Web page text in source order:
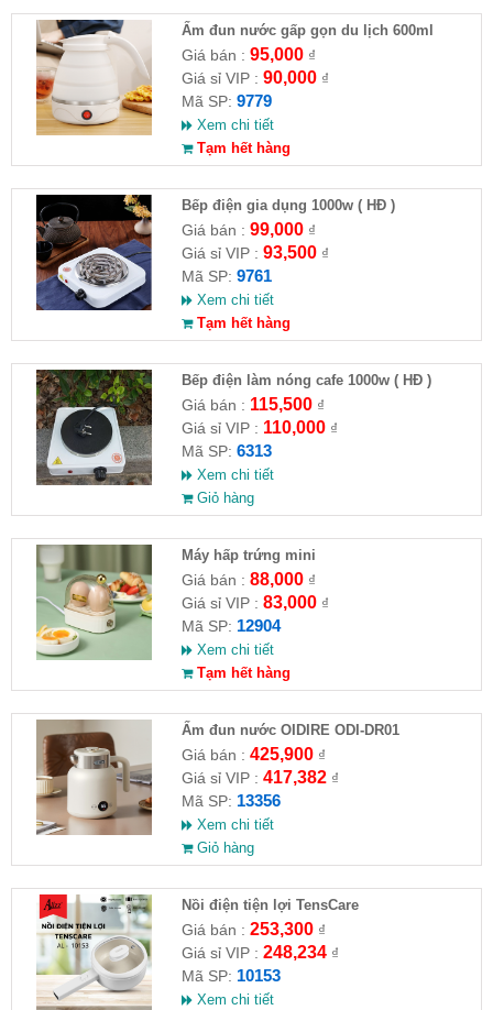
Ấm đun nước gấp gọn du lịch 600ml
Giá bán : 95,000₫
Giá sỉ VIP : 90,000₫
Mã SP: 9779
Xem chi tiết
Tạm hết hàng
Bếp điện gia dụng 1000w ( HĐ )
Giá bán : 99,000₫
Giá sỉ VIP : 93,500₫
Mã SP: 9761
Xem chi tiết
Tạm hết hàng
Bếp điện làm nóng cafe 1000w ( HĐ )
Giá bán : 115,500₫
Giá sỉ VIP : 110,000₫
Mã SP: 6313
Xem chi tiết
Giỏ hàng
Máy hấp trứng mini
Giá bán : 88,000₫
Giá sỉ VIP : 83,000₫
Mã SP: 12904
Xem chi tiết
Tạm hết hàng
Ấm đun nước OIDIRE ODI-DR01
Giá bán : 425,900₫
Giá sỉ VIP : 417,382₫
Mã SP: 13356
Xem chi tiết
Giỏ hàng
Nồi điện tiện lợi TensCare
Giá bán : 253,300₫
Giá sỉ VIP : 248,234₫
Mã SP: 10153
Xem chi tiết